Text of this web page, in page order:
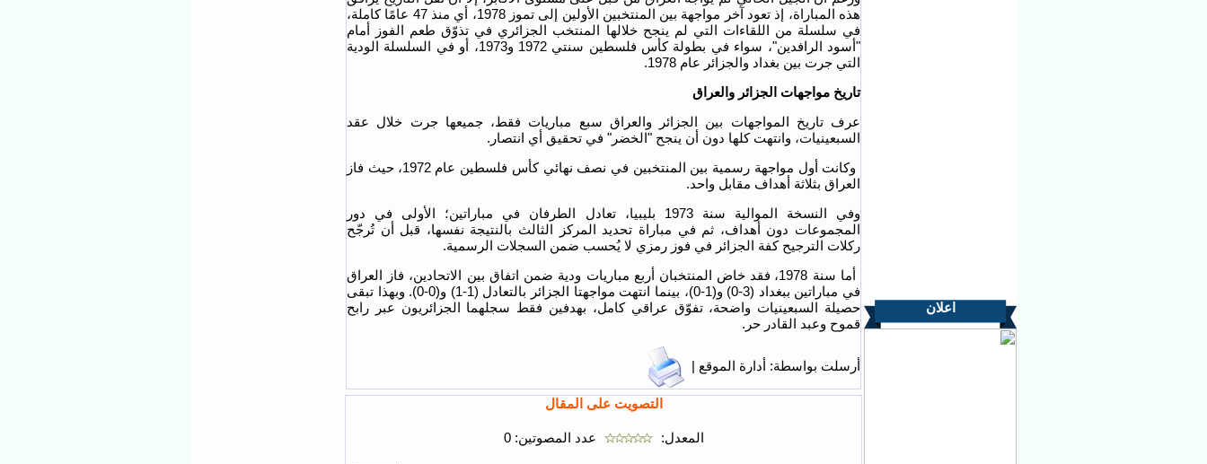
اعلان
هذه المباراة، إذ تعود آخر مواجهة بين المنتخبين الأولين إلى تموز 1978، أي منذ 47 عامًا كاملة،
في سلسلة من اللقاءات التي لم ينجح خلالها المنتخب الجزائري في تذوّق طعم الفوز أمام
"أسود الرافدين"، سواء في بطولة كأس فلسطين سنتي 1972 و1973، أو في السلسلة الودية
التي جرت بين بغداد والجزائر عام 1978.
تاريخ مواجهات الجزائر والعراق
عرف تاريخ المواجهات بين الجزائر والعراق سبع مباريات فقط، جميعها جرت خلال عقد
السبعينيات، وانتهت كلها دون أن ينجح "الخضر" في تحقيق أي انتصار.
وكانت أول مواجهة رسمية بين المنتخبين في نصف نهائي كأس فلسطين عام 1972، حيث فاز
العراق بثلاثة أهداف مقابل واحد.
وفي النسخة الموالية سنة 1973 بليبيا، تعادل الطرفان في مباراتين؛ الأولى في دور
المجموعات دون أهداف، ثم في مباراة تحديد المركز الثالث بالنتيجة نفسها، قبل أن تُرجّح
ركلات الترجيح كفة الجزائر في فوز رمزي لا يُحسب ضمن السجلات الرسمية.
أما سنة 1978، فقد خاض المنتخبان أربع مباريات ودية ضمن اتفاق بين الاتحادين، فاز العراق
في مباراتين ببغداد (3-0) و(1-0)، بينما انتهت مواجهتا الجزائر بالتعادل (1-1) و(0-0). وبهذا تبقى
حصيلة السبعينيات واضحة، تفوّق عراقي كامل، بهدفين فقط سجلهما الجزائريون عبر رابح
قموح وعبد القادر حر.
أرسلت بواسطة: أدارة الموقع |
التصويت على المقال
المعدل: عدد المصوتين: 0